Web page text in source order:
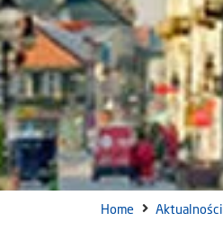
Home Aktualności